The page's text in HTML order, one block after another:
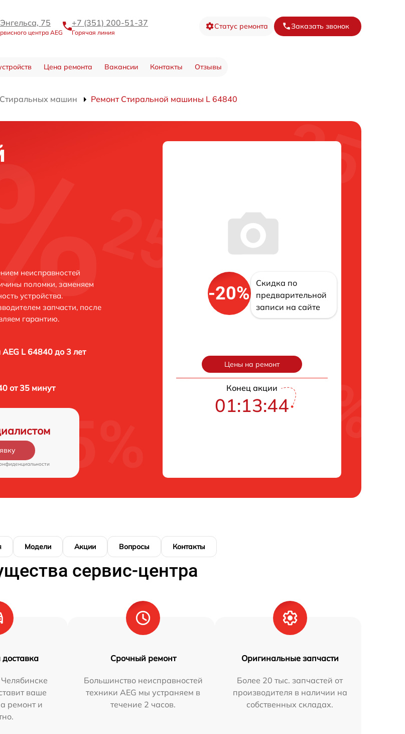
75
центра AEG
+7 (351) 200-51-37
Горячая линия
Статус ремонта Заказать звонок
Цена ремонта Вакансии Контакты Отзывы
машин Ремонт Стиральной машины L 64840
неисправностей
поломки, заменяем
устройства.
запчасти, после
гарантию.
L 64840 до 3 лет
от 35 минут
-20%
Скидка по
предварительной
записи на сайте
Цены на ремонт
Конец акции
01:13:42
Модели Акции Вопросы Контакты
сервис-центра
ваше
ремонт и
Срочный ремонт
Большинство неисправностей
техники AEG мы устраняем в
течение 2 часов.
Оригинальные запчасти
Более 20 тыс. запчастей от
производителя в наличии на
собственных складах.